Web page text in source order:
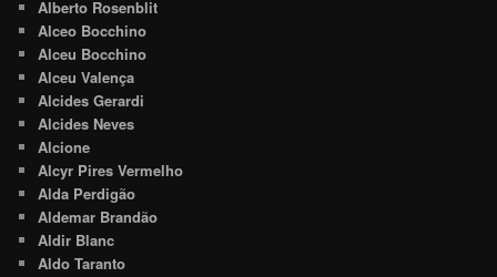
Alberto Rosenblit
Alceo Bocchino
Alceu Bocchino
Alceu Valença
Alcides Gerardi
Alcides Neves
Alcione
Alcyr Pires Vermelho
Alda Perdigão
Aldemar Brandão
Aldir Blanc
Aldo Taranto